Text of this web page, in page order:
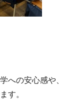
への安心感や、
す。